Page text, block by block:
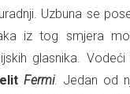
Uzbuna se
iz tog smjera
glasnika.
Fermi. Jedan od